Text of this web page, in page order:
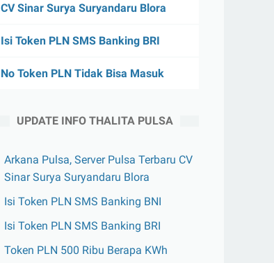
CV Sinar Surya Suryandaru Blora
Isi Token PLN SMS Banking BRI
No Token PLN Tidak Bisa Masuk
UPDATE INFO THALITA PULSA
Arkana Pulsa, Server Pulsa Terbaru CV
Sinar Surya Suryandaru Blora
Isi Token PLN SMS Banking BNI
Isi Token PLN SMS Banking BRI
Token PLN 500 Ribu Berapa KWh